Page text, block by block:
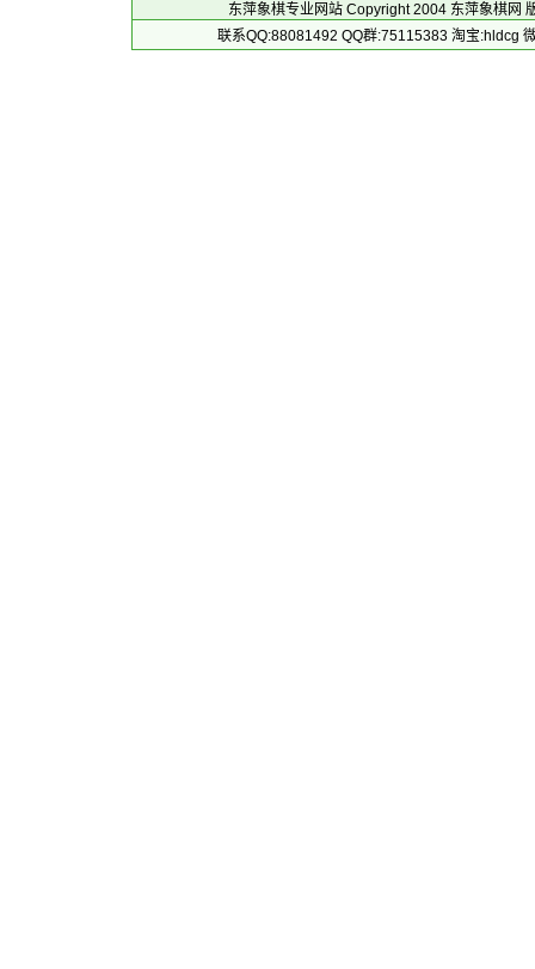
东萍象棋专业网站 Copyright 2004 东萍象棋网
联系QQ:88081492 QQ群:75115383 淘宝:hldcg